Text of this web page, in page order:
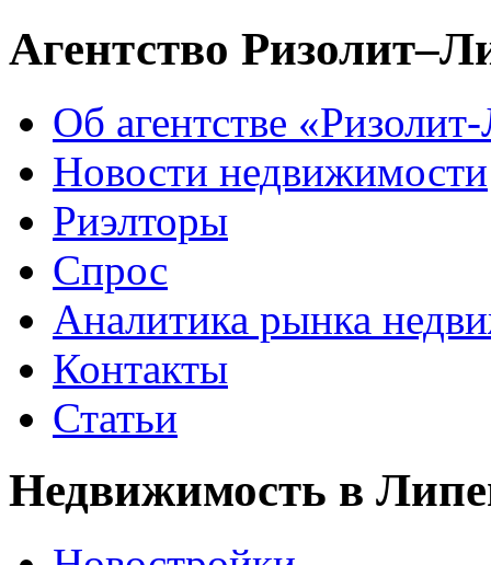
Агентство
Об агентстве
Новости недвижимости
Риэлторы
Спрос
Аналитика рынка
Контакты
Статьи
Недвижимость в